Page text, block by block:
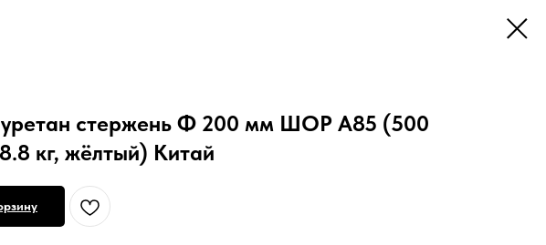
стержень Ф 200 мм ШОР А85 (500
кг, жёлтый) Китай